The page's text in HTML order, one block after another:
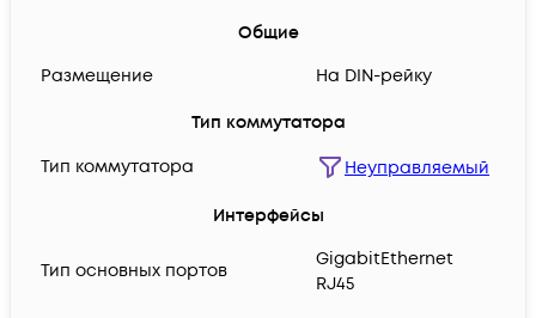
Общие
Размещение
На DIN-рейку
Тип коммутатора
Тип коммутатора
Неуправляемый
Интерфейсы
Тип основных портов
GigabitEthernet
RJ45